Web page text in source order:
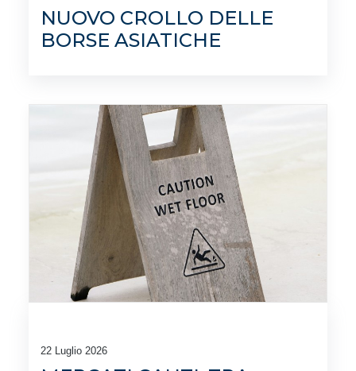
NUOVO CROLLO DELLE
BORSE ASIATICHE
22 Luglio 2026